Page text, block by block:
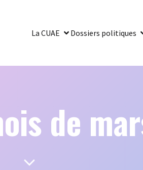
La CUAE Dossiers politiques
de